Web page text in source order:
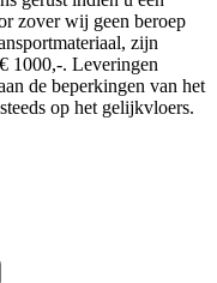
zover wij geen beroep
zijn
1000,-. Leveringen
de beperkingen van het
op het gelijkvloers.